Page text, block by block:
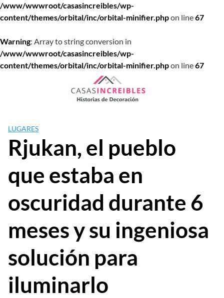
/www/wwwroot/casasincreibles/wp-
content/themes/orbital/inc/orbital-minifier.phpon line67
Warning: Array to string conversion in
/www/wwwroot/casasincreibles/wp-
content/themes/orbital/inc/orbital-minifier.phpon line67
LUGARES
Rjukan, el pueblo
que estaba en
oscuridad durante 6
meses y su ingeniosa
solución para
iluminarlo